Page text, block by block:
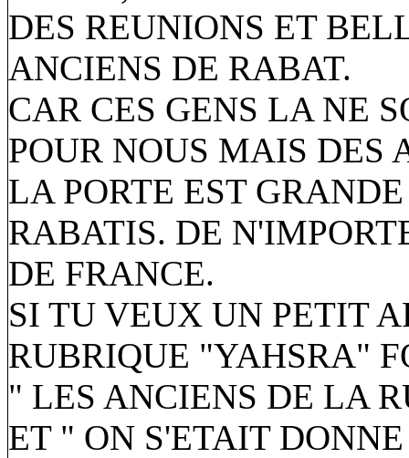
DES REUNIONS ET
ANCIENS DE RABAT.
CAR CES GENS LA NE
POUR NOUS MAIS DES
LA PORTE EST
RABATIS. DE
DE FRANCE.
SI TU VEUX UN PETIT
RUBRIQUE "YAHSRA"
" LES ANCIENS DE LA
ET " ON S'ETAIT